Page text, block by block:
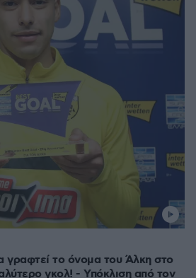
το όνομα του Άλκη στο
γκολ! - Υπόκλιση από τον